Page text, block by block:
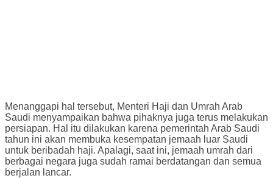
Menanggapi hal tersebut, Menteri Haji dan Umrah Arab
Saudi menyampaikan bahwa pihaknya juga terus melakukan
persiapan. Hal itu dilakukan karena pemerintah Arab Saudi
tahun ini akan membuka kesempatan jemaah luar Saudi
untuk beribadah haji. Apalagi, saat ini, jemaah umrah dari
berbagai negara juga sudah ramai berdatangan dan semua
berjalan lancar.